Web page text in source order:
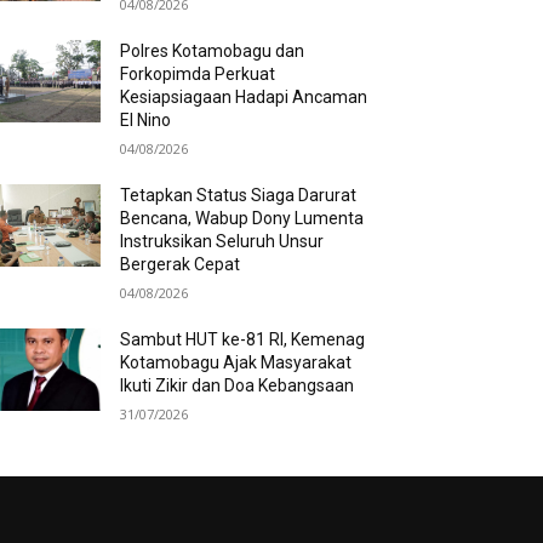
04/08/2026
Polres Kotamobagu dan
Forkopimda Perkuat
Kesiapsiagaan Hadapi Ancaman
El Nino
04/08/2026
Tetapkan Status Siaga Darurat
Bencana, Wabup Dony Lumenta
Instruksikan Seluruh Unsur
Bergerak Cepat
04/08/2026
Sambut HUT ke-81 RI, Kemenag
Kotamobagu Ajak Masyarakat
Ikuti Zikir dan Doa Kebangsaan
31/07/2026